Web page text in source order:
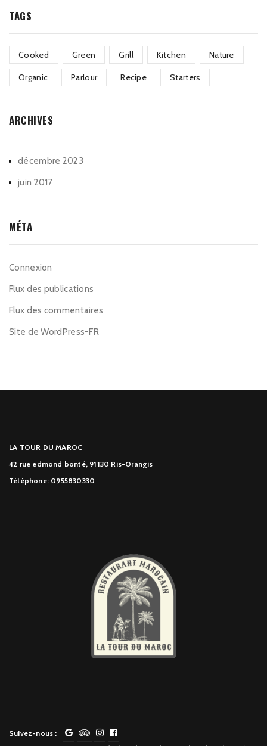
TAGS
Cooked Green Grill Kitchen Nature
Organic Parlour Recipe Starters
ARCHIVES
décembre 2023
juin 2017
MÉTA
Connexion
Flux des publications
Flux des commentaires
Site de WordPress-FR
LA TOUR DU MAROC
42 rue edmond bonté, 91130 Ris-Orangis
Téléphone: 0955830330
Suivez-nous :